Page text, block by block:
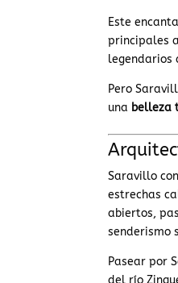
Este
principales
legendarios
Pero
una belleza
Saravillo
estrechas
abiertos,
senderismo
Pasear por
del río